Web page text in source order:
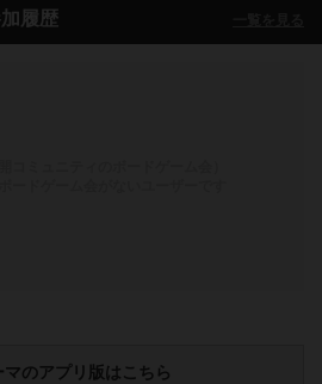
履歴
マのアプリ版はこちら